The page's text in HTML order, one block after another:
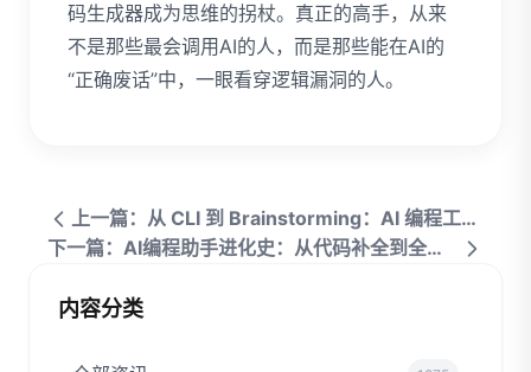
码生成器成为思维的拐杖。真正的高手，从来
不是那些最会调用AI的人，而是那些能在AI的
“正确废话”中，一眼看穿逻辑漏洞的人。
上一篇：从 CLI 到 Brainstorming：AI 编程工具的进化时间线
下一篇：AI编程助手进化史：从代码补全到全栈项目代工
内容分类